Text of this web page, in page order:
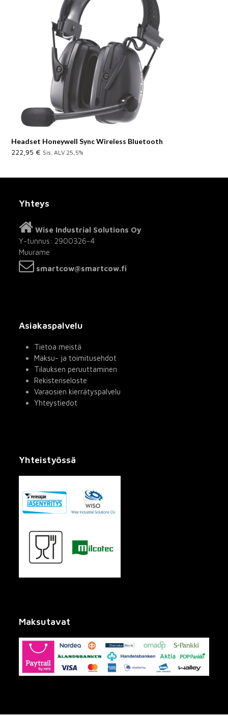
Headset Honeywell Sync Wireless Bluetooth
222,95 € Sis. ALV 25,5%
Yhteys
Wise Industrial Solutions Oy
Y-tunnus: 2900326-4
Muurame
smartcow@smartcow.fi
Asiakaspalvelu
Tietoa meistä
Maksu- ja toimitusehdot
Tilauksen peruuttaminen
Rekisteriseloste
Varaosien kierrätyspalvelu
Yhteystiedot
Yhteistyössä
Maksutavat